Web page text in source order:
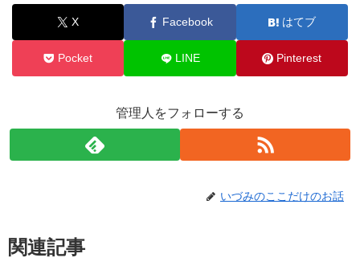
X Facebook はてブ
Pocket LINE Pinterest
管理人をフォローする
いづみのここだけのお話
関連記事